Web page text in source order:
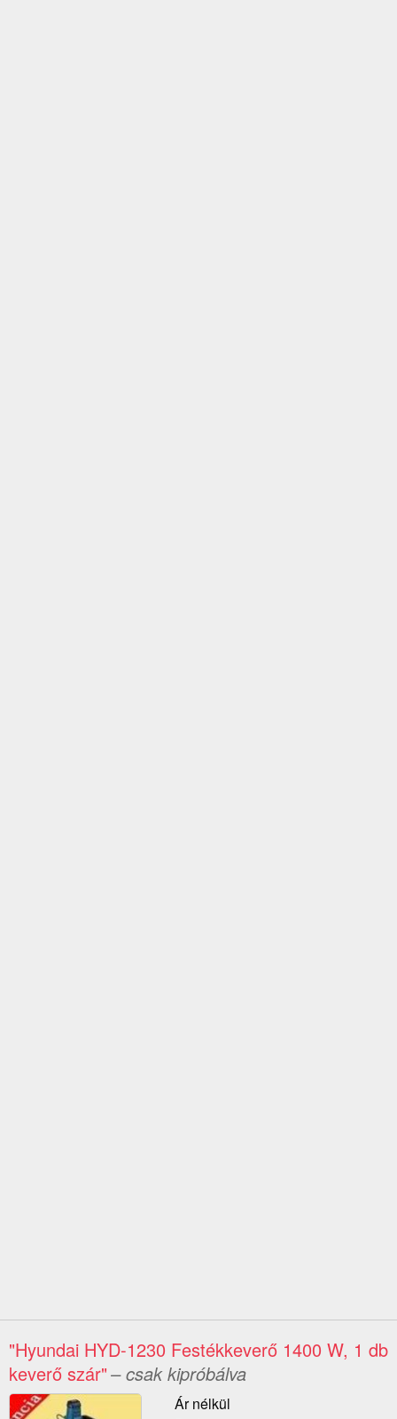
"Hyundai HYD-1230 Festékkeverő 1400 W, 1 db
keverő szár"– csak kipróbálva
Ár nélkül